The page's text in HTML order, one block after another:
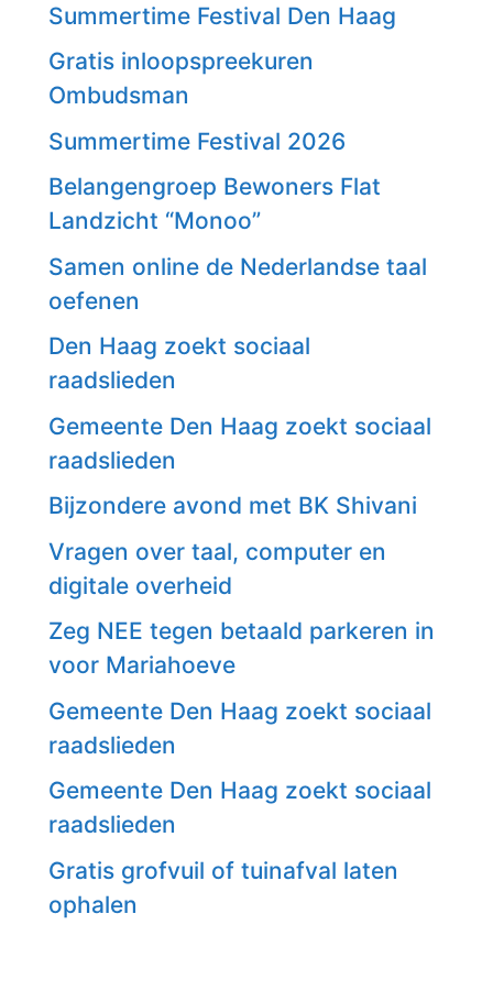
Summertime Festival Den Haag
Gratis inloopspreekuren
Ombudsman
Summertime Festival 2026
Belangengroep Bewoners Flat
Landzicht “Monoo”
Samen online de Nederlandse taal
oefenen
Den Haag zoekt sociaal
raadslieden
Gemeente Den Haag zoekt sociaal
raadslieden
Bijzondere avond met BK Shivani
Vragen over taal, computer en
digitale overheid
Zeg NEE tegen betaald parkeren in
voor Mariahoeve
Gemeente Den Haag zoekt sociaal
raadslieden
Gemeente Den Haag zoekt sociaal
raadslieden
Gratis grofvuil of tuinafval laten
ophalen